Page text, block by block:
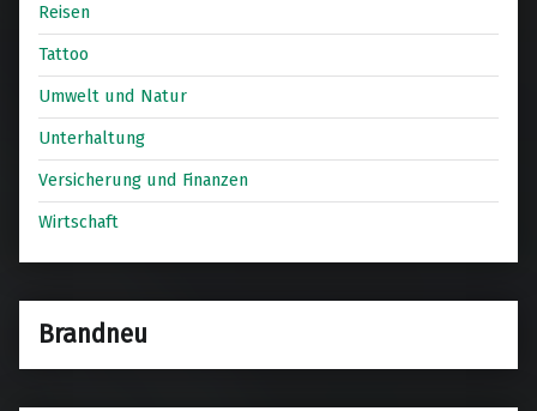
Reisen
Tattoo
Umwelt und Natur
Unterhaltung
Versicherung und Finanzen
Wirtschaft
Brandneu